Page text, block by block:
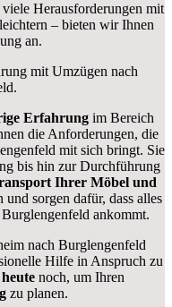
Herausforderungen mit
– bieten wir Ihnen
an.
mit Umzügen nach
.
Erfahrungim Bereich
die Anforderungen, die
mit sich bringt. Sie
bis hin zur Durchführung
Ihrer Möbel und
und sorgen dafür, dass alles
ankommt.
nach Burglengenfeld
Hilfe in Anspruch zu
noch, um Ihren
zu planen.